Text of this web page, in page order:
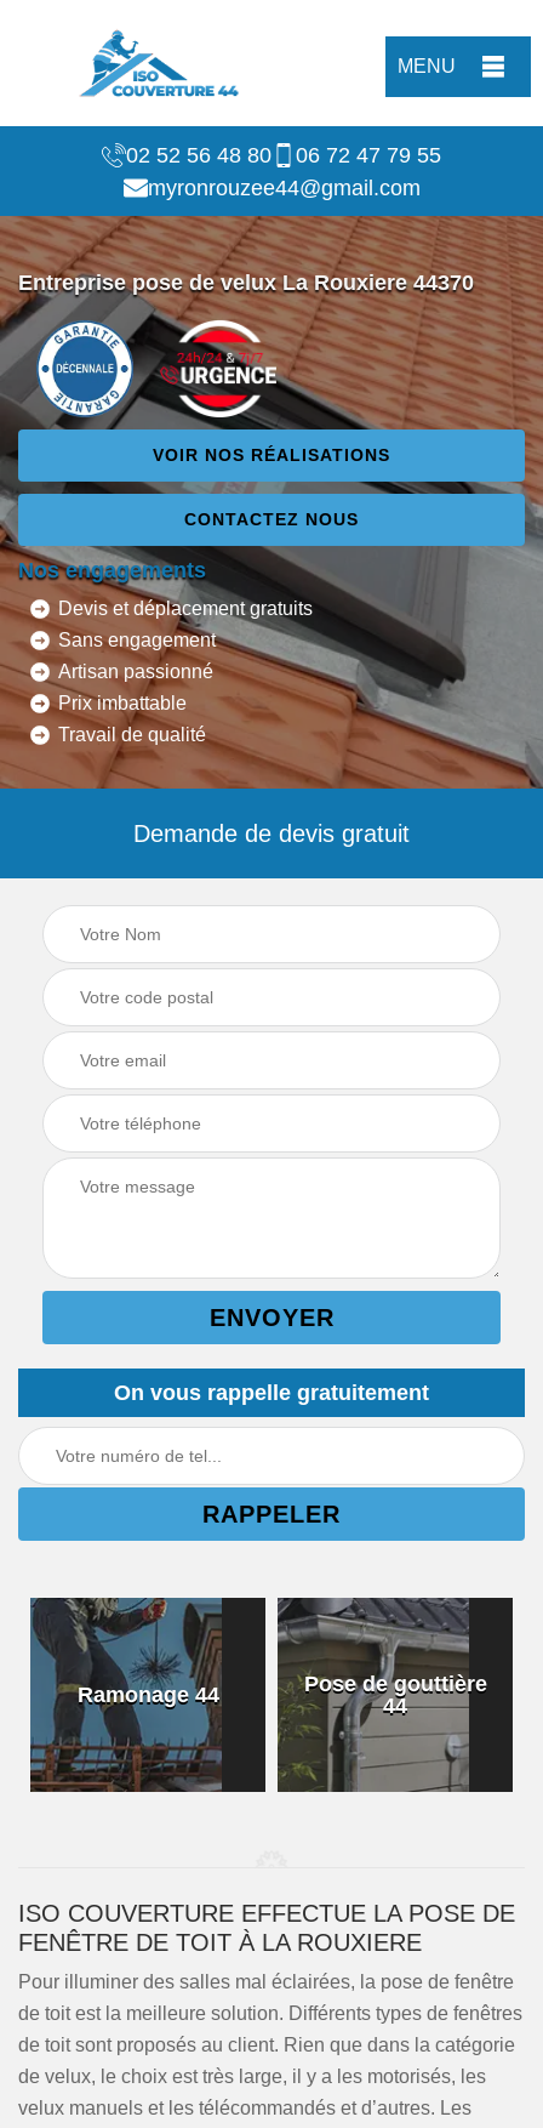
MENU
02 52 56 48 80
06 72 47 79 55
myronrouzee44@gmail.com
Entreprise pose de velux La Rouxiere 44370
VOIR NOS RÉALISATIONS
CONTACTEZ NOUS
Nos engagements
Devis et déplacement gratuits
Sans engagement
Artisan passionné
Prix imbattable
Travail de qualité
Demande de devis gratuit
On vous rappelle gratuitement
Ramonage 44
Pose de gouttière
44
ISO COUVERTURE EFFECTUE LA POSE DE
FENÊTRE DE TOIT À LA ROUXIERE
Pour illuminer des salles mal éclairées, la pose de fenêtre
de toit est la meilleure solution. Différents types de fenêtres
de toit sont proposés au client. Rien que dans la catégorie
de velux, le choix est très large, il y a les motorisés, les
velux manuels et les télécommandés et d’autres. Les